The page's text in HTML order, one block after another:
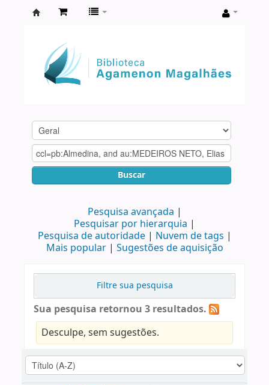
Agamenon
Magalhães
Buscar
Pesquisa avançada
Pesquisar por hierarquia
Pesquisa de autoridade
Nuvem de tags
Mais popular
Sugestões de aquisição
Filtre sua pesquisa
Sua pesquisa retornou 3 resultados.
Desculpe, sem sugestões.